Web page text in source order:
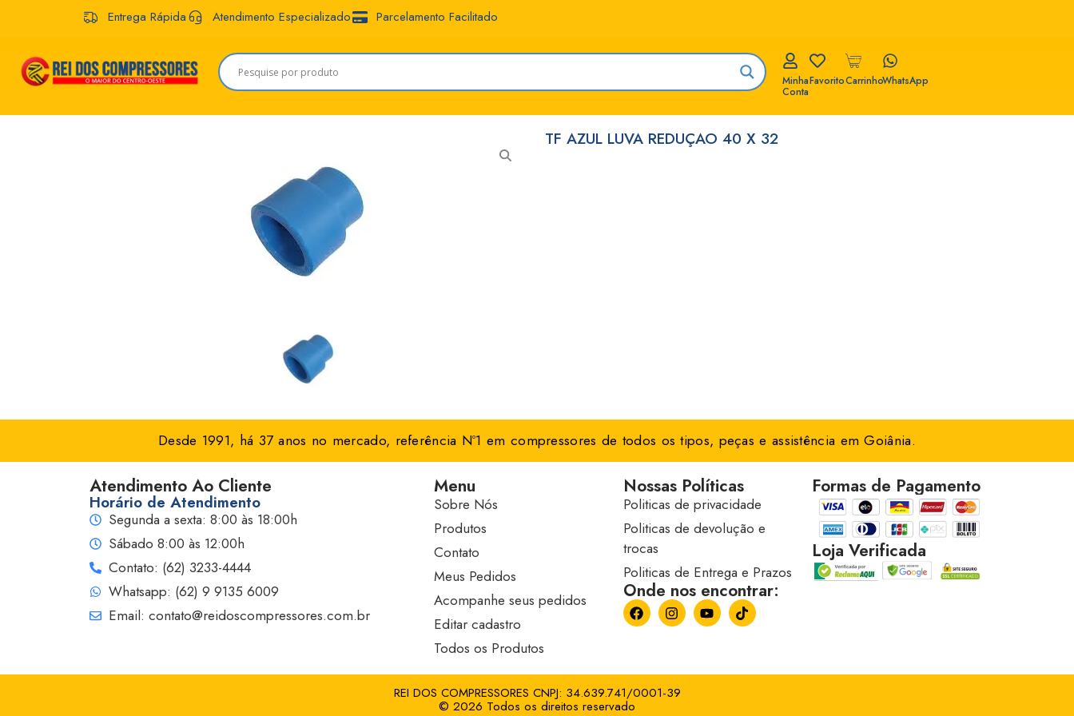
Entrega Rápida Atendimento Especializado Parcelamento Facilitado
Minha
Conta
FavoritoCarrinhoWhatsApp
TF AZUL LUVA REDUÇAO 40 X 32
Desde 1991, há 37 anos no mercado, referência Nº1 em compressores de todos os tipos, peças e assistência em Goiânia.
Atendimento Ao Cliente
Horário de Atendimento
Segunda a sexta: 8:00 às 18:00h
Sábado 8:00 às 12:00h
Contato: (62) 3233-4444
Whatsapp: (62) 9 9135 6009
Email: contato@reidoscompressores.com.br
Menu
Sobre Nós
Produtos
Contato
Meus Pedidos
Acompanhe seus pedidos
Editar cadastro
Todos os Produtos
Nossas Políticas
Politicas de privacidade
Politicas de devolução e
trocas
Politicas de Entrega e Prazos
Onde nos encontrar:
Formas de Pagamento
Loja Verificada
REI DOS COMPRESSORES CNPJ: 34.639.741/0001-39
© 2026 Todos os direitos reservado